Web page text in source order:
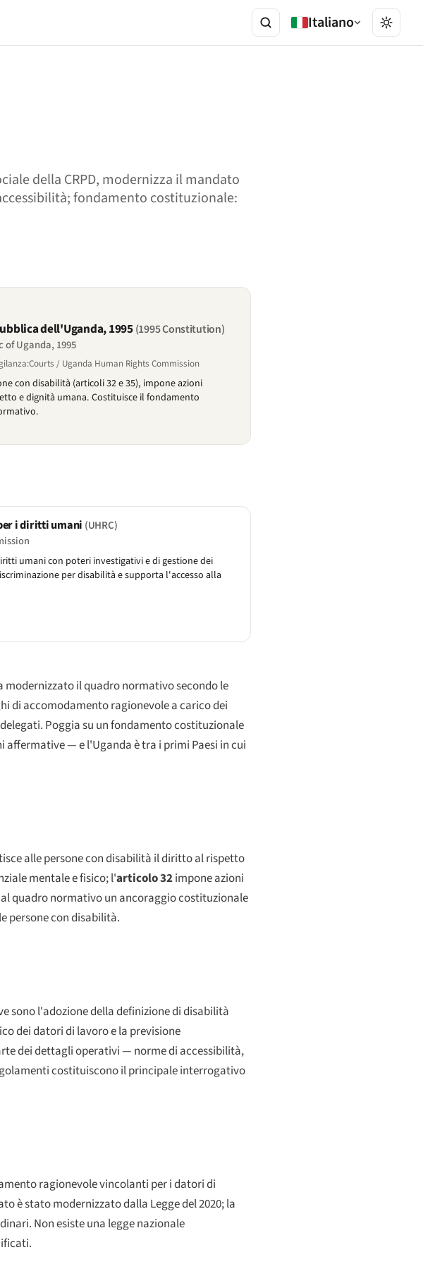
Italiano
della CRPD, modernizza il mandato
fondamento costituzionale:
dell'Uganda, 1995(1995 Constitution)
Uganda, 1995
/ Uganda Human Rights Commission
con disabilità (articoli 32 e 35), impone azioni
e dignità umana. Costituisce il fondamento
i diritti umani (UHRC)
umani con poteri investigativi e di gestione dei
per disabilità e supporta l'accesso alla
modernizzato il quadro normativo secondo le
di accomodamento ragionevole a carico dei
Poggia su un fondamento costituzionale
— e l'Uganda è tra i primi Paesi in cui
alle persone con disabilità il diritto al rispetto
mentale e fisico; l'articolo 32impone azioni
quadro normativo un ancoraggio costituzionale
persone con disabilità.
sono l'adozione della definizione di disabilità
dei datori di lavoro e la previsione
dei dettagli operativi — norme di accessibilità,
costituiscono il principale interrogativo
ragionevole vincolanti per i datori di
è stato modernizzato dalla Legge del 2020; la
Non esiste una legge nazionale